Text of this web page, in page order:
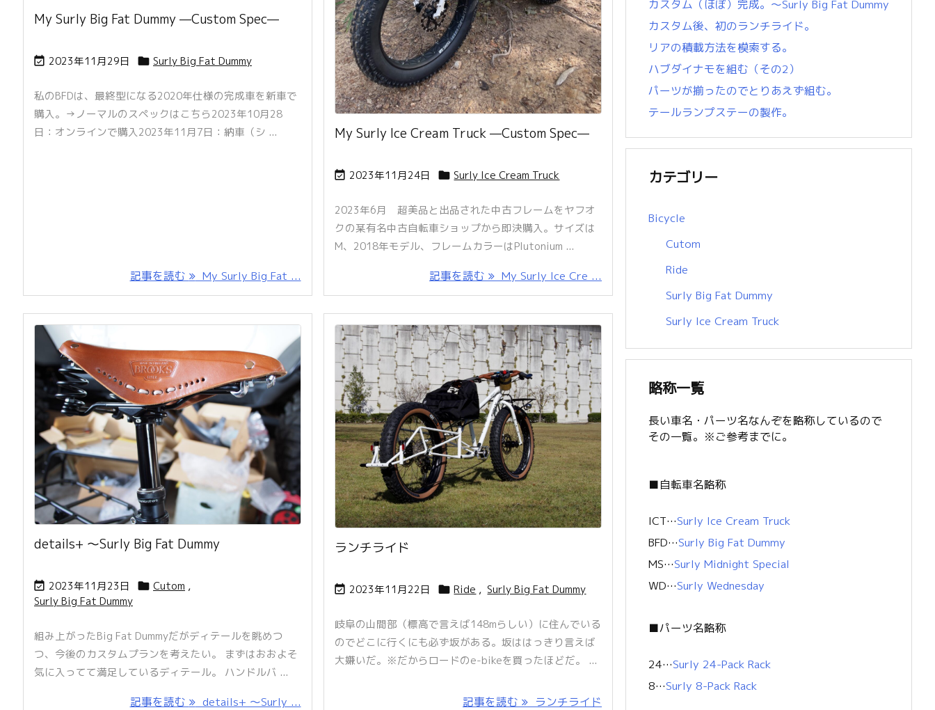
My Surly Big Fat Dummy —Custom Spec—
 2023年11月29日  Surly Big Fat Dummy
私のBFDは、最終型になる2020年仕様の完成車を新車で
購入。→ノーマルのスペックはこちら2023年10月28
日：オンラインで購入2023年11月7日：納車（シ ...
記事を読む My Surly Big Fat ...
My Surly Ice Cream Truck —Custom Spec—
 2023年11月24日  Surly Ice Cream Truck
2023年6月 超美品と出品された中古フレームをヤフオ
クの某有名中古自転車ショップから即決購入。サイズは
M、2018年モデル、フレームカラーはPlutonium ...
記事を読む My Surly Ice Cre ...
details+ 〜Surly Big Fat Dummy
 2023年11月23日  Cutom ,
Surly Big Fat Dummy
組み上がったBig Fat Dummyだがディテールを眺めつ
つ、今後のカスタムプランを考えたい。 まずはおおよそ
気に入ってて満足しているディテール。 ハンドルバ ...
記事を読む details+ 〜Surly ...
ランチライド
 2023年11月22日  Ride , Surly Big Fat Dummy
岐阜の山間部（標高で言えば148mらしい）に住んでいる
のでどこに行くにも必ず坂がある。坂ははっきり言えば
大嫌いだ。※だからロードのe-bikeを買ったほどだ。 ...
記事を読む ランチライド
カスタム（ほぼ）完成。〜Surly Big Fat Dummy
カスタム後、初のランチライド。
リアの積載方法を模索する。
ハブダイナモを組む（その2）
パーツが揃ったのでとりあえず組む。
テールランプステーの製作。
カテゴリー
Bicycle
Cutom
Ride
Surly Big Fat Dummy
Surly Ice Cream Truck
略称一覧
長い車名・パーツ名なんぞを略称しているので
その一覧。※ご参考までに。
■自転車名略称
ICT…Surly Ice Cream Truck
BFD…Surly Big Fat Dummy
MS…Surly Midnight Special
WD…Surly Wednesday
■パーツ名略称
24…Surly 24-Pack Rack
8…Surly 8-Pack Rack